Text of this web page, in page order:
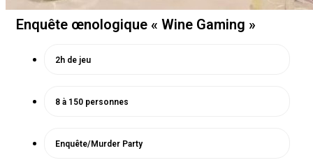
Enquête œnologique « Wine Gaming »
2h de jeu
8 à 150 personnes
Enquête/Murder Party